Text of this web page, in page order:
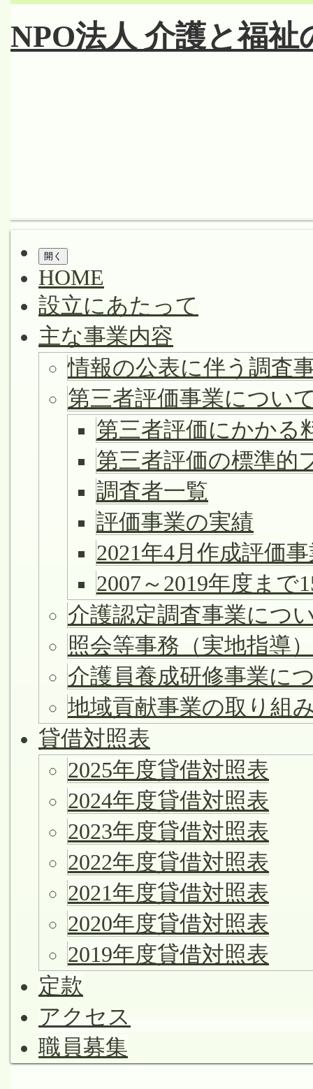
NPO法人 介護と福
Shrunk
Expand
イ
ン
ゲ
開く
HOME
設立にあたって
主な事業内容
情報の公表に伴う調査
第三者評価事業につい
第三者評価にかかる
第三者評価の標準的
調査者一覧
評価事業の実績
2021年4月作成評価
2007～2019年度ま
介護認定調査事業につ
照会等事務（実地指導
介護員養成研修事業に
地域貢献事業の取り組
貸借対照表
2025年度貸借対照表
2024年度貸借対照表
2023年度貸借対照表
2022年度貸借対照表
2021年度貸借対照表
2020年度貸借対照表
2019年度貸借対照表
定款
アクセス
職員募集